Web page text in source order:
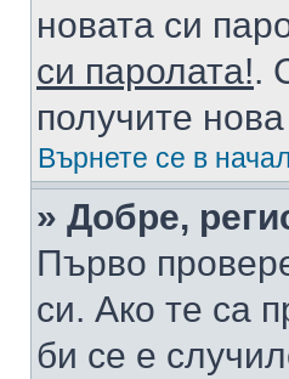
новата си
си паролата!.
получите
Върнете се в
» Добре,
Първо
си. Ако те са
би се е